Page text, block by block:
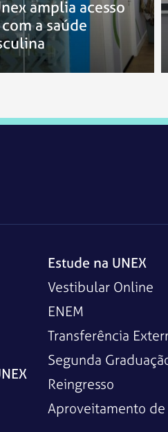
amplia acesso
a saúde
Estude na UNEX
Vestibular Online
ENEM
Transferência
Segunda
Reingresso
Aproveitamento